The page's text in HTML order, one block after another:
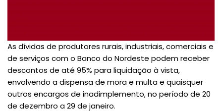
As dívidas de produtores rurais, industriais, comerciais e
de serviços com o Banco do Nordeste podem receber
descontos de até 95% para liquidação à vista,
envolvendo a dispensa de mora e multa e quaisquer
outros encargos de inadimplemento, no período de 20
de dezembro a 29 de janeiro.